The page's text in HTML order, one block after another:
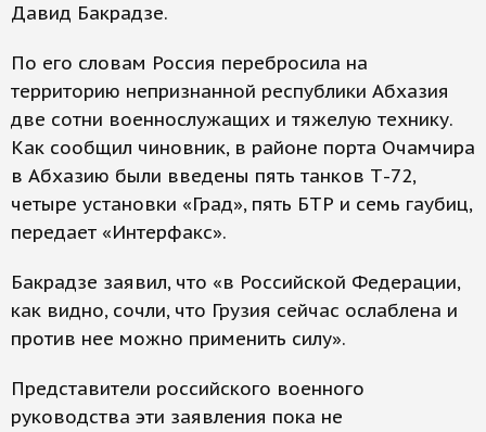
Давид Бакрадзе.
По его словам Россия перебросила на
территорию непризнанной республики Абхазия
две сотни военнослужащих и тяжелую технику.
Как сообщил чиновник, в районе порта Очамчира
в Абхазию были введены пять танков Т-72,
четыре установки «Град», пять БТР и семь гаубиц,
передает «Интерфакс».
Бакрадзе заявил, что «в Российской Федерации,
как видно, сочли, что Грузия сейчас ослаблена и
против нее можно применить силу».
Представители российского военного
руководства эти заявления пока не